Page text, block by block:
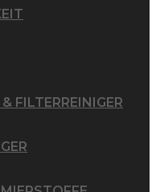
FILTERREINIGER